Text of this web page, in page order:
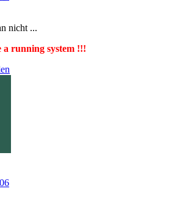
nicht ...
a running system !!!